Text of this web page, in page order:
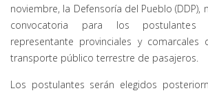
noviembre, la Defensoría del Pueblo
convocatoria para los
representante provinciales y
transporte público terrestre de pasajeros.
Los postulantes serán elegidos